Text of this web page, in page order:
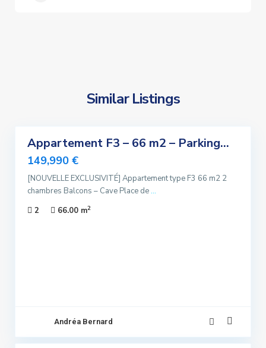
Similar Listings
Appartement F3 – 66 m2 – Parking...
149,990 €
[NOUVELLE EXCLUSIVITÉ] Appartement type F3 66 m2 2
chambres Balcons – Cave Place de...
2
66.00 m2
Andréa Bernard